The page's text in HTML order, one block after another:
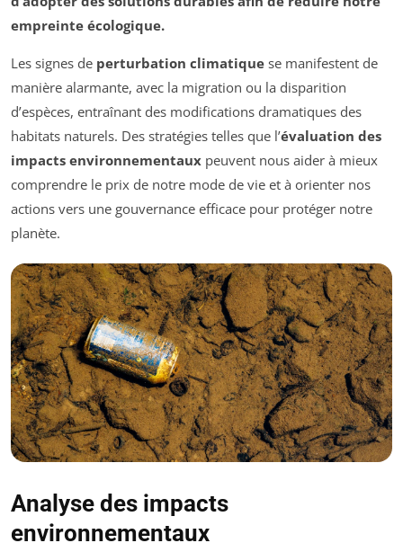
empreinte écologique.
Les signes de perturbation climatique se manifestent de
manière alarmante, avec la migration ou la disparition
d’espèces, entraînant des modifications dramatiques des
habitats naturels. Des stratégies telles que l’évaluation des
impacts environnementaux peuvent nous aider à mieux
comprendre le prix de notre mode de vie et à orienter nos
actions vers une gouvernance efficace pour protéger notre
planète.
Analyse des impacts
environnementaux